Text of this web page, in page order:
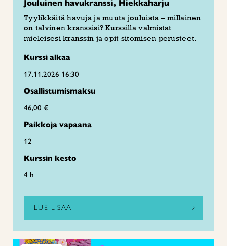
Jouluinen havukranssi, Hiekkaharju
Tyylikkäitä havuja ja muuta jouluista – millainen
on talvinen kranssisi? Kurssilla valmistat
mieleisesi kranssin ja opit sitomisen perusteet.
Kurssi alkaa
17.11.2026 16:30
Osallistumismaksu
46,00 €
Paikkoja vapaana
12
Kurssin kesto
4 h
LUE LISÄÄ